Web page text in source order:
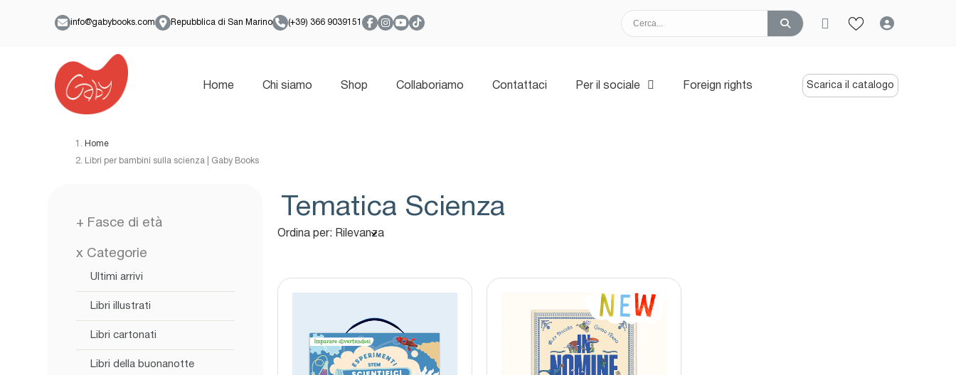
info@gabybooks.com Repubblica di San Marino (+39) 366 9039151
Home Chi siamo Shop Collaboriamo Contattaci Per il sociale Foreign rights Scarica il catalogo
Home
Libri per bambini sulla scienza | Gaby Books
+ Fasce di età
x Categorie
Ultimi arrivi
Libri illustrati
Libri cartonati
Libri della buonanotte
Tematica Scienza
Ordina per: Rilevanza